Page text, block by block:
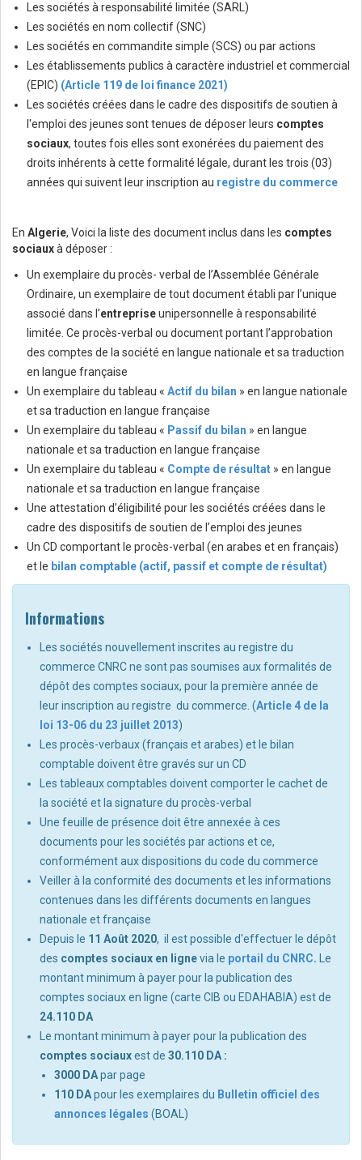
Les sociétés à responsabilité limitée (SARL)
Les sociétés en nom collectif (SNC)
Les sociétés en commandite simple (SCS) ou par actions
Les établissements publics à caractère industriel et commercial
(EPIC) (Article 119 de loi finance 2021)
Les sociétés créées dans le cadre des dispositifs de soutien à
l'emploi des jeunes sont tenues de déposer leurs comptes
sociaux, toutes fois elles sont exonérées du paiement des
droits inhérents à cette formalité légale, durant les trois (03)
années qui suivent leur inscription au registre du commerce
En Algerie, Voici la liste des document inclus dans les comptes
sociauxà déposer :
Un exemplaire du procès- verbal de l’Assemblée Générale
Ordinaire, un exemplaire de tout document établi par l’unique
associé dans l’entrepriseunipersonnelle à responsabilité
limitée. Ce procès-verbal ou document portant l’approbation
des comptes de la société en langue nationale et sa traduction
en langue française
Un exemplaire du tableau « Actif du bilan » en langue nationale
et sa traduction en langue française
Un exemplaire du tableau « Passif du bilan » en langue
nationale et sa traduction en langue française
Un exemplaire du tableau « Compte de résultat » en langue
nationale et sa traduction en langue française
Une attestation d’éligibilité pour les sociétés créées dans le
cadre des dispositifs de soutien de l’emploi des jeunes
Un CD comportant le procès-verbal (en arabes et en français)
et le bilan comptable (actif, passif et compte de résultat)
Informations
Les sociétés nouvellement inscrites au registre du
commerce CNRC ne sont pas soumises aux formalités de
dépôt des comptes sociaux, pour la première année de
leur inscription au registre du commerce. (Article 4 de la
loi 13-06 du 23 juillet 2013)
Les procès-verbaux (français et arabes) et le bilan
comptable doivent être gravés sur un CD
Les tableaux comptables doivent comporter le cachet de
la société et la signature du procès-verbal
Une feuille de présence doit être annexée à ces
documents pour les sociétés par actions et ce,
conformément aux dispositions du code du commerce
Veiller à la conformité des documents et les informations
contenues dans les différents documents en langues
nationale et française
Depuis le 11 Août 2020, il est possible d'effectuer le dépôt
des comptes sociaux en lignevia le portail du CNRC.
Le
montant minimum à payer pour la publication des
comptes sociaux en ligne (carte CIB ou EDAHABIA) est de
24.110 DA
Le montant minimum à payer pour la publication des
comptes sociauxest de 30.110 DA :
3000 DApar page
110 DApour les exemplaires du Bulletin officiel des
annonces légales (BOAL)